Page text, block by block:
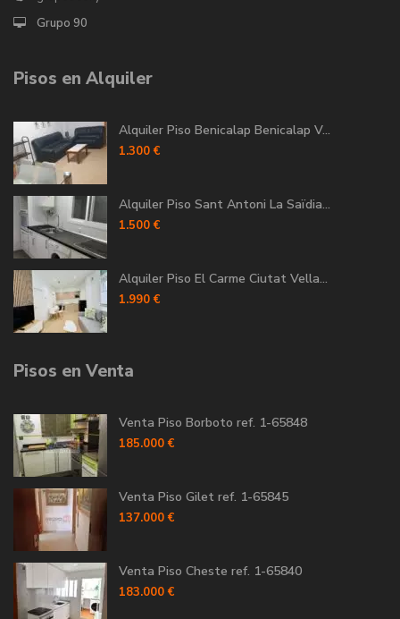
Grupo 90
Pisos en Alquiler
Alquiler Piso Benicalap Benicalap V...
1.300 €
Alquiler Piso Sant Antoni La Saïdia...
1.500 €
Alquiler Piso El Carme Ciutat Vella...
1.990 €
Pisos en Venta
Venta Piso Borboto ref. 1-65848
185.000 €
Venta Piso Gilet ref. 1-65845
137.000 €
Venta Piso Cheste ref. 1-65840
183.000 €